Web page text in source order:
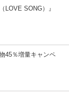
LOVE SONG）』
45％増量キャンペ